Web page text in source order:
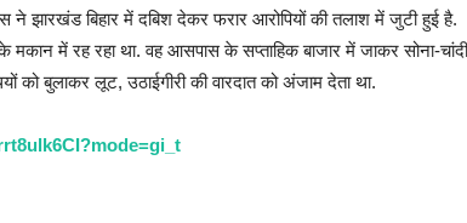
ने झारखंड बिहार में दबिश देकर फरार आरोपियों की तलाश में जुटी हुई है.
में रह रहा था. वह आसपास के सप्ताहिक बाजार में जाकर सोना-
को बुलाकर लूट, उठाईगीरी की वारदात को अंजाम देता था.